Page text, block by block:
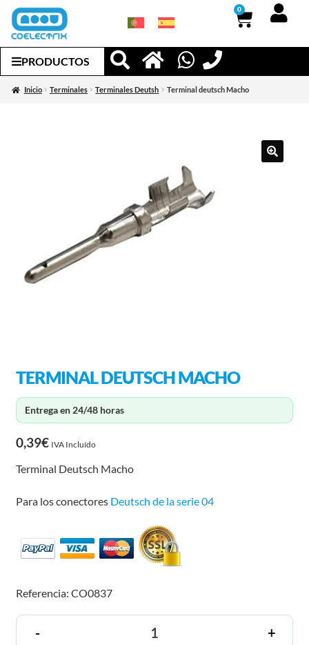
0
PRODUCTOS
Inicio Terminales Terminales Deutsh Terminal deutsch Macho
TERMINAL DEUTSCH MACHO
Entrega en 24/48 horas
0,39€ IVA Incluído
Terminal Deutsch Macho
Para los conectores Deutsch de la serie 04
Referencia: CO0837
- +